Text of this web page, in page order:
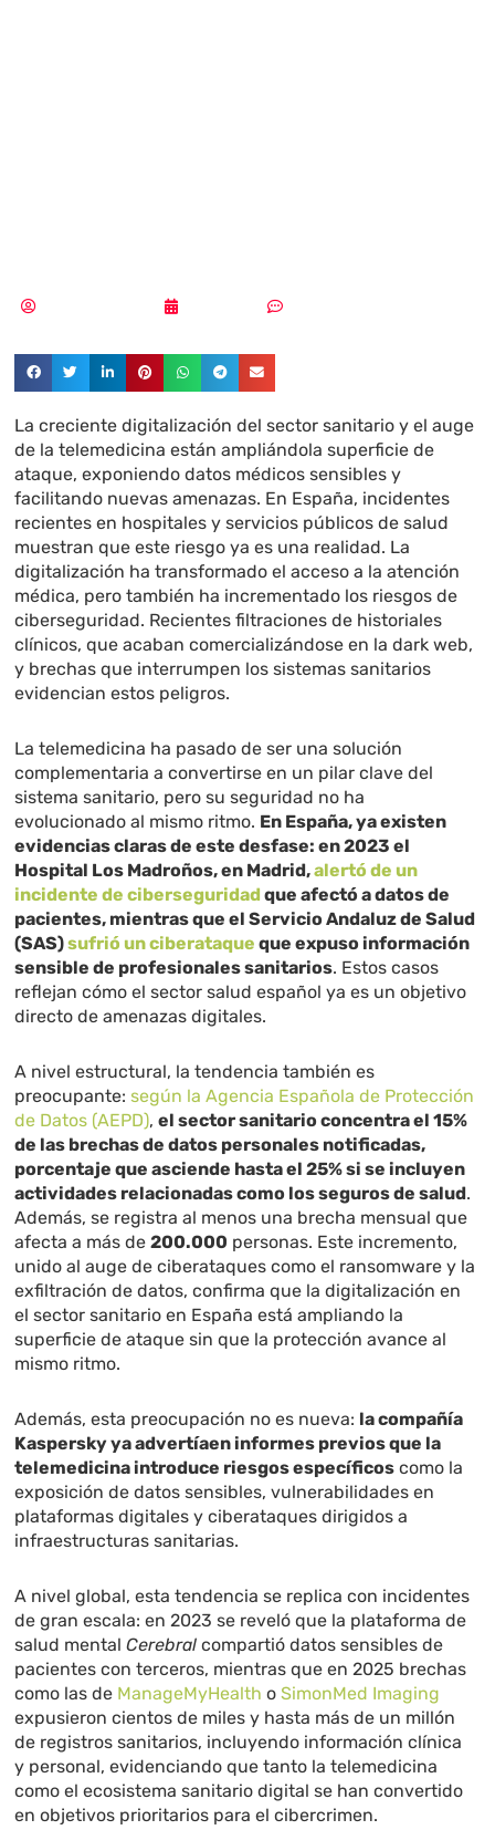
La creciente digitalización del sector sanitario y el auge
de la telemedicina están ampliándola superficie de
ataque, exponiendo datos médicos sensibles y
facilitando nuevas amenazas. En España, incidentes
recientes en hospitales y servicios públicos de salud
muestran que este riesgo ya es una realidad. La
digitalización ha transformado el acceso a la atención
médica, pero también ha incrementado los riesgos de
ciberseguridad. Recientes filtraciones de historiales
clínicos, que acaban comercializándose en la dark web,
y brechas que interrumpen los sistemas sanitarios
evidencian estos peligros.
La telemedicina ha pasado de ser una solución
complementaria a convertirse en un pilar clave del
sistema sanitario, pero su seguridad no ha
evolucionado al mismo ritmo. En España, ya existen
evidencias claras de este desfase: en 2023 el
Hospital Los Madroños, en Madrid,alertó de un
incidente de ciberseguridadque afectó a datos de
pacientes, mientras que el Servicio Andaluz de Salud
(SAS)sufrió un ciberataque que expuso información
sensible de profesionales sanitarios. Estos casos
reflejan cómo el sector salud español ya es un objetivo
directo de amenazas digitales.
A nivel estructural, la tendencia también es
preocupante:según la Agencia Española de Protección
de Datos (AEPD),el sector sanitario concentra el 15%
de las brechas de datos personales notificadas,
porcentaje que asciende hasta el 25% si se incluyen
actividades relacionadas como los seguros de salud.
Además, se registra al menos una brecha mensual que
afecta a más de200.000 personas. Este incremento,
unido al auge de ciberataques como el ransomware y la
exfiltración de datos, confirma que la digitalización en
el sector sanitario en España está ampliando la
superficie de ataque sin que la protección avance al
mismo ritmo.
Además, esta preocupación no es nueva: la compañía
Kaspersky ya advertíaen informes previos que la
telemedicina introduce riesgos específicos como la
exposición de datos sensibles, vulnerabilidades en
plataformas digitales y ciberataques dirigidos a
infraestructuras sanitarias.
A nivel global, esta tendencia se replica con incidentes
de gran escala: en 2023 se reveló que la plataforma de
salud mentalCerebral compartió datos sensibles de
pacientes con terceros, mientras que en 2025 brechas
como las de ManageMyHealth oSimonMed Imaging
expusieron cientos de miles y hasta más de un millón
de registros sanitarios, incluyendo información clínica
y personal, evidenciando que tanto la telemedicina
como el ecosistema sanitario digital se han convertido
en objetivos prioritarios para el cibercrimen.